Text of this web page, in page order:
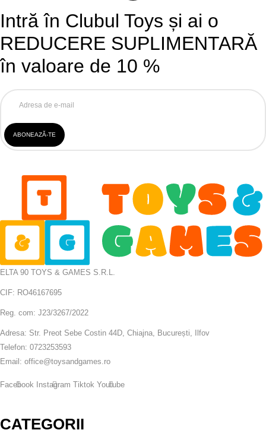
Intră în Clubul Toys și ai o
REDUCERE SUPLIMENTARĂ
în valoare de 10 %
ELTA 90 TOYS & GAMES S.R.L.
CIF: RO46167695
Reg. com: J23/3267/2022
Adresa: Str. Preot Sebe Costin 44D, Chiajna, București, Ilfov
Telefon: 0723253593
Email: office@toysandgames.ro
Facebook Instagram Tiktok Youtube
CATEGORII